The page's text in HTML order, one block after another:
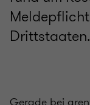
Drittstaaten.
Gerade bei